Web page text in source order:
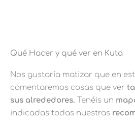
Qué Hacer y qué ver en Kuta
Nos gustaría matizar que en
comentaremos cosas que ver
sus alrededores. Tenéis un
indicadas todas nuestras